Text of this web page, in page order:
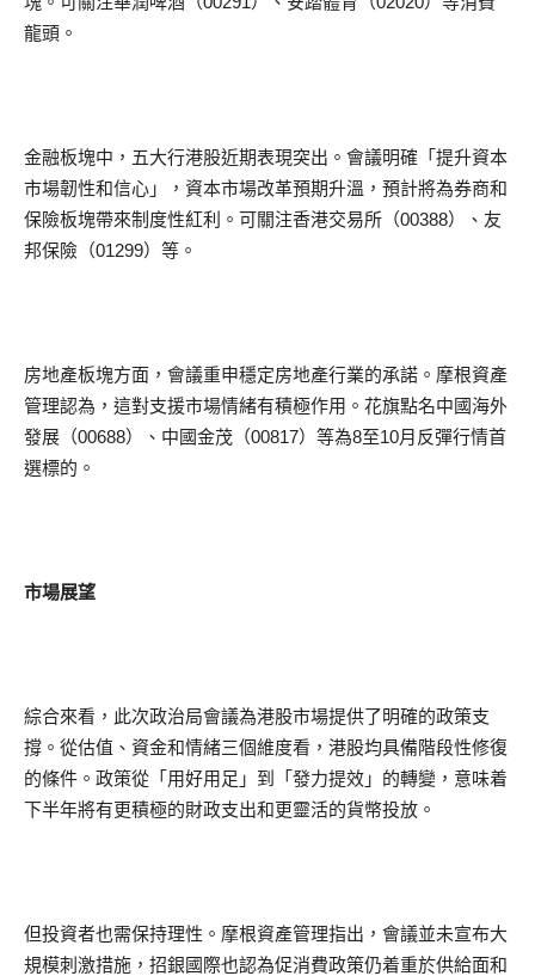
龍頭。
金融板塊中，五大行港股近期表現突出。會議明確「提升資本
市場韌性和信心」，資本市場改革預期升溫，預計將為券商和
保險板塊帶來制度性紅利。可關注香港交易所（00388）、友
邦保險（01299）等。
房地產板塊方面，會議重申穩定房地產行業的承諾。摩根資產
管理認為，這對支援市場情緒有積極作用。花旗點名中國海外
發展（00688）、中國金茂（00817）等為8至10月反彈行情首
選標的。
市場展望
綜合來看，此次政治局會議為港股市場提供了明確的政策支
撐。從估值、資金和情緒三個維度看，港股均具備階段性修復
的條件。政策從「用好用足」到「發力提效」的轉變，意味着
下半年將有更積極的財政支出和更靈活的貨幣投放。
但投資者也需保持理性。摩根資產管理指出，會議並未宣布大
規模刺激措施，招銀國際也認為促消費政策仍着重於供給面和